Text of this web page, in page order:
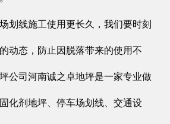
线施工使用更长久，我们要时刻
动态，防止因脱落带来的使用不
公司河南诚之卓地坪是一家专业做
化剂地坪、停车场划线、交通设